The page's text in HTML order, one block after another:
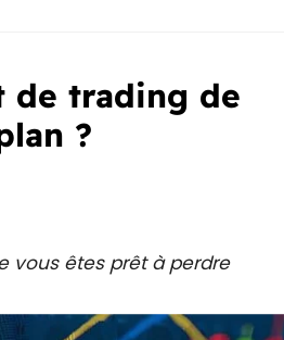
de trading de
?
vous êtes prêt à perdre